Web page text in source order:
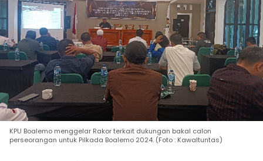
KPU Boalemo menggelar Rakor terkait dukungan bakal calon
perseorangan untuk Pilkada Boalemo 2024. (Foto : Kawaltuntas)